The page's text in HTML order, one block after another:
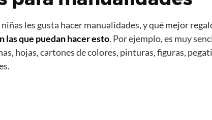
les gusta hacer manualidades, y qué mejor
las que puedan hacer esto. Por ejemplo, es muy
hojas, cartones de colores, pinturas, figuras,